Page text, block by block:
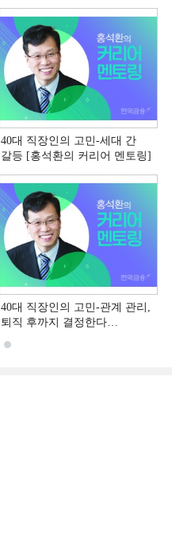
40대 직장인의 고민-세대 간
갈등 [홍석환의 커리어 멘토링]
40대 직장인의 고민-관계 관리,
퇴직 후까지 결정한다